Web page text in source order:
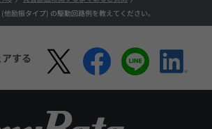
励振タイプ) の駆動回路例を教えてください。
する